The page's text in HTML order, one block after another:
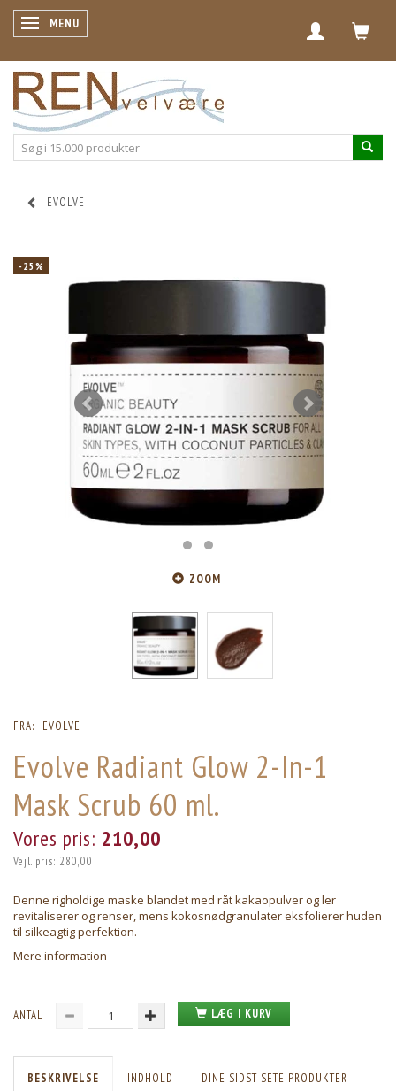
SKIFTE NAVIGATION
MENU
EVOLVE
-25%
ZOOM
FRA: EVOLVE
Evolve Radiant Glow 2-In-1
Mask Scrub 60 ml.
Vores pris: 210,00
Vejl. pris: 280,00
Denne righoldige maske blandet med råt kakaopulver og ler
revitaliserer og renser, mens kokosnødgranulater eksfolierer huden
til silkeagtig perfektion.
Mere information
ANTAL LÆG I KURV
BESKRIVELSE INDHOLD DINE SIDST SETE PRODUKTER